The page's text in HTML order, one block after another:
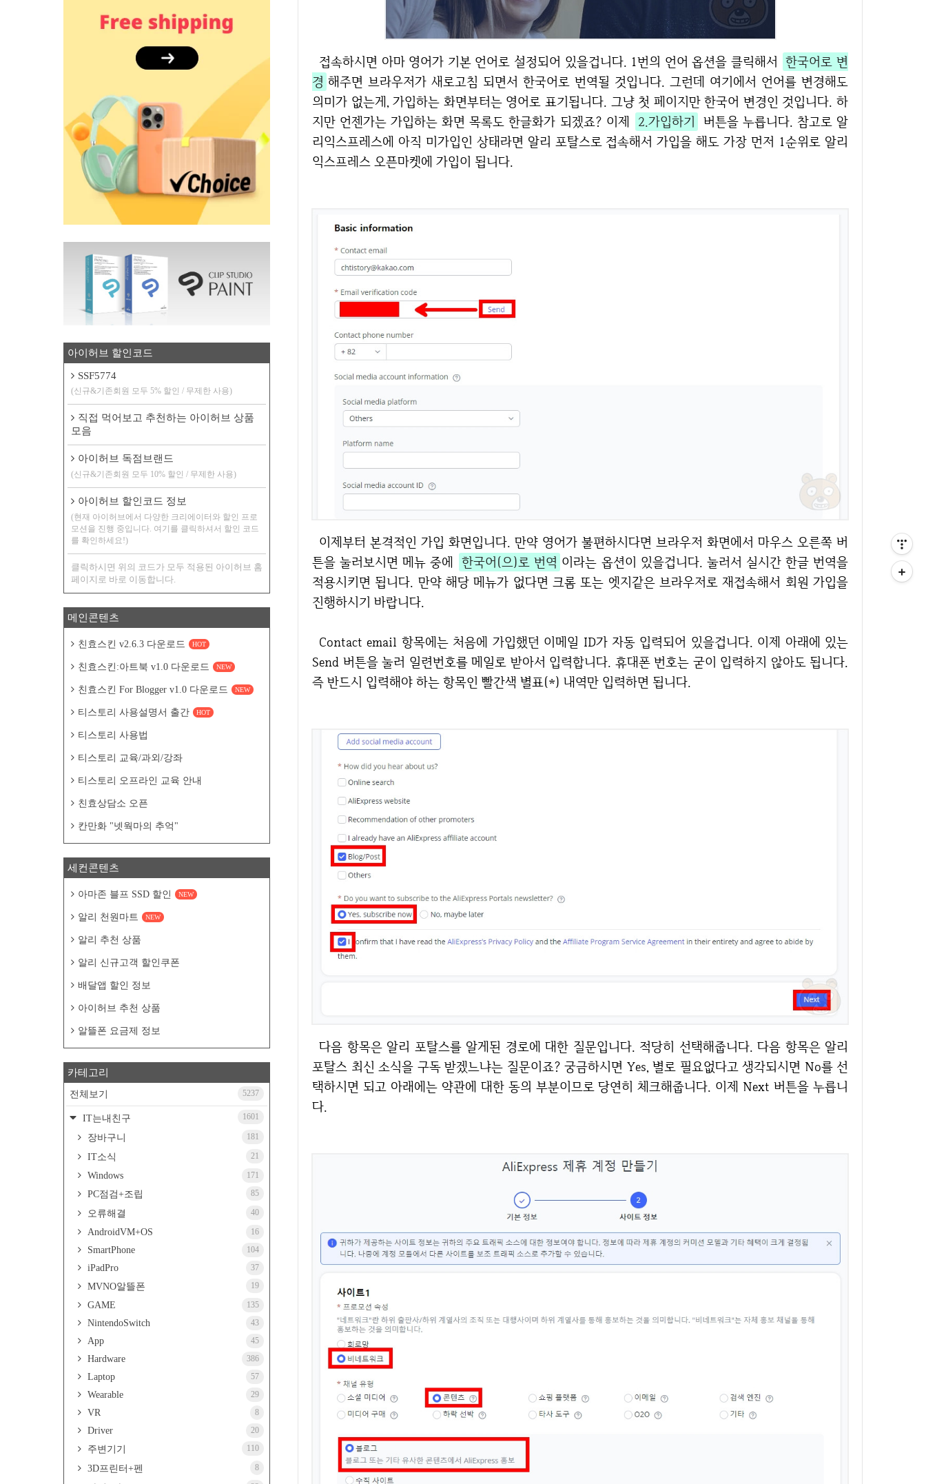
접속하시면 아마 영어가 기본 언어로 설정되어 있을겁니다. 1번의 언어 옵션을 클릭해서 한국어로 변
경 해주면 브라우저가 새로고침 되면서 한국어로 번역될 것입니다. 그런데 여기에서 언어를 변경해도
의미가 없는게, 가입하는 화면부터는 영어로 표기됩니다. 그냥 첫 페이지만 한국어 변경인 것입니다. 하
지만 언젠가는 가입하는 화면 목록도 한글화가 되겠죠? 이제 2.가입하기 버튼을 누릅니다. 참고로 알
리익스프레스에 아직 미가입인 상태라면 알리 포탈스로 접속해서 가입을 해도 가장 먼저 1순위로 알리
익스프레스 오픈마켓에 가입이 됩니다.
이제부터 본격적인 가입 화면입니다. 만약 영어가 불편하시다면 브라우저 화면에서 마우스 오른쪽 버
튼을 눌러보시면 메뉴 중에 한국어(으)로 번역 이라는 옵션이 있을겁니다. 눌러서 실시간 한글 번역을
적용시키면 됩니다. 만약 해당 메뉴가 없다면 크롬 또는 엣지같은 브라우저로 재접속해서 회원 가입을
진행하시기 바랍니다.
Contact email 항목에는 처음에 가입했던 이메일 ID가 자동 입력되어 있을겁니다. 이제 아래에 있는
Send 버튼을 눌러 일련번호를 메일로 받아서 입력합니다. 휴대폰 번호는 굳이 입력하지 않아도 됩니다.
즉 반드시 입력해야 하는 항목인 빨간색 별표(*) 내역만 입력하면 됩니다.
다음 항목은 알리 포탈스를 알게된 경로에 대한 질문입니다. 적당히 선택해줍니다. 다음 항목은 알리
포탈스 최신 소식을 구독 받겠느냐는 질문이죠? 궁금하시면 Yes, 별로 필요없다고 생각되시면 No를 선
택하시면 되고 아래에는 약관에 대한 동의 부분이므로 당연히 체크해줍니다. 이제 Next 버튼을 누릅니
다.
아이허브 할인코드
SSF5774
(신규&기존회원 모두 5% 할인 / 무제한 사용)
직접 먹어보고 추천하는 아이허브 상품
모음
아이허브 독점브랜드
(신규&기존회원 모두 10% 할인 / 무제한 사용)
아이허브 할인코드 정보
(현재 아이허브에서 다양한 크리에이터와 할인 프로
모션을 진행 중입니다. 여기를 클릭하셔서 할인 코드
를 확인하세요!)
클릭하시면 위의 코드가 모두 적용된 아이허브 홈
페이지로 바로 이동합니다.
메인콘텐츠
친효스킨 v2.6.3 다운로드 HOT
친효스킨:아트북 v1.0 다운로드 NEW
친효스킨 For Blogger v1.0 다운로드 NEW
티스토리 사용설명서 출간 HOT
티스토리 사용법
티스토리 교육/과외/강좌
티스토리 오프라인 교육 안내
친효상담소 오픈
칸만화 "넷웍마의 추억"
세컨콘텐츠
아마존 블프 SSD 할인 NEW
알리 천원마트 NEW
알리 추천 상품
알리 신규고객 할인쿠폰
배달앱 할인 정보
아이허브 추천 상품
알뜰폰 요금제 정보
카테고리
전체보기 5237
IT는내친구 1601
장바구니 181
IT소식 21
Windows 171
PC점검+조립 85
오류해결 40
AndroidVM+OS 16
SmartPhone 104
iPadPro 37
MVNO알뜰폰 19
GAME 135
NintendoSwitch 43
App 45
Hardware 386
Laptop 57
Wearable 29
VR 8
Driver 20
주변기기 110
3D프린터+펜 8